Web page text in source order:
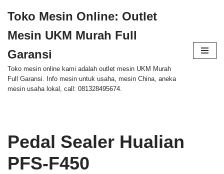
to
content
Toko Mesin Online: Outlet
Mesin UKM Murah Full
Garansi
Toko mesin online kami adalah outlet mesin UKM Murah
Full Garansi. Info mesin untuk usaha, mesin China, aneka
mesin usaha lokal, call: 081328495674.
Pedal Sealer Hualian
PFS-F450